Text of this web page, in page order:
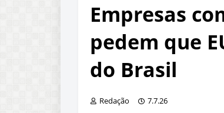
Empresas
pedem que
do Brasil
Redação 7.7.26